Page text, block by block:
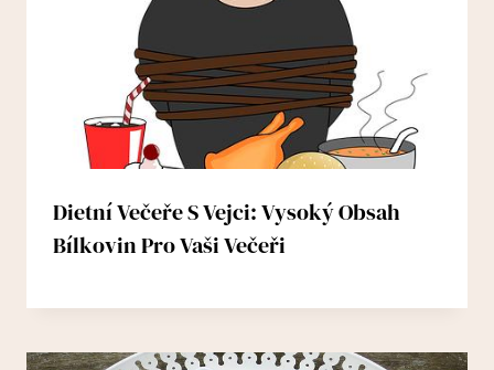
Dietní Večeře S Vejci: Vysoký Obsah
Bílkovin Pro Vaši Večeři